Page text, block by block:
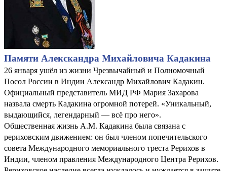
Памяти Алекскандра Михайловича Кадакина
26 января ушёл из жизни Чрезвычайный и Полномочный
Посол России в Индии Александр Михайлович Кадакин.
Официальный представитель МИД РФ Мария Захарова
назвала смерть Кадакина огромной потерей. «Уникальный,
выдающийся, легендарный — всё про него».
Общественная жизнь А.М. Кадакина была связана с
рериховским движением: он был членом попечительского
совета Международного мемориального треста Рерихов в
Индии, членом правления Международного Центра Рерихов.